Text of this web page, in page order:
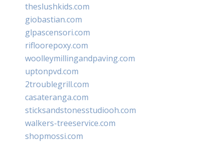
theslushkids.com
giobastian.com
glpascensori.com
rifloorepoxy.com
woolleymillingandpaving.com
uptonpvd.com
2troublegrill.com
casateranga.com
sticksandstonesstudiooh.com
walkers-treeservice.com
shopmossi.com